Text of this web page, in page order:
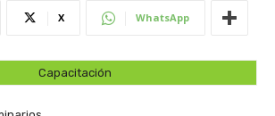
X WhatsApp
Capacitación